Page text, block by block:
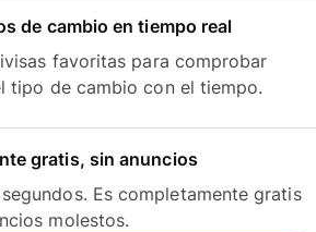
de cambio en tiempo real
favoritas para comprobar
tipo de cambio con el tiempo.
gratis, sin anuncios
Es completamente gratis
molestos.